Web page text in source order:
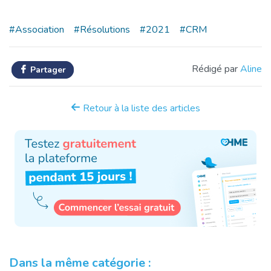
#Association #Résolutions #2021 #CRM
Partager Rédigé parAline
Retour à la liste des articles
Dans la même catégorie :